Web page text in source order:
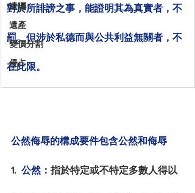
遺囑
遺產
變價分割
侵占
對於所誹謗之事，能證明其為真實者，不
罰。但涉於私德而與公共利益無關者，不
在此限。
公然侮辱的構成要件包含公然和侮辱
1. 公然：指於特定或不特定多數人得以